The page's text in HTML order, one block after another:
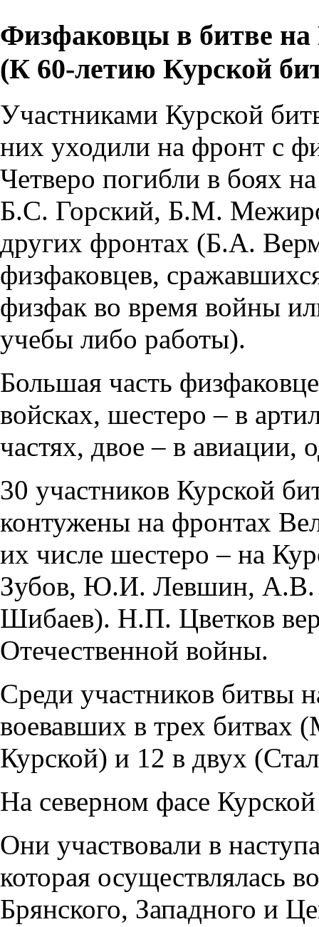
Физфаковцы в битве на
(К 60-летию Курской
Участниками Курской
них уходили на фронт с
Четверо погибли в боях
Б.С. Горский, Б.М.
других фронтах (Б.А.
физфаковцев,
физфак во время войны
учебы либо работы).
Большая часть
войсках, шестеро – в
частях, двое – в авиации,
30 участников Курской
контужены на фронтах
их числе шестеро – на
Зубов, Ю.И. Левшин, А.В.
Шибаев). Н.П. Цветков
Отечественной войны.
Среди участников битвы
воевавших в трех битвах
Курской) и 12 в двух
На северном фасе
Они участвовали в
которая осуществлялась
Брянского, Западного и